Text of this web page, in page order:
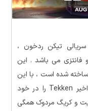
سریالی تیکن ردخون ،
می باشد . این
شده است ، با این
حال، عناصر مدرن تری از بازی های اخیر Tekken را در خود
و کریگ مردوک همگی